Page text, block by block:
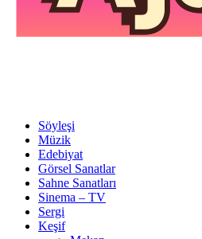
Söyleşi
Müzik
Edebiyat
Görsel Sanatlar
Sahne Sanatları
Sinema – TV
Sergi
Keşif